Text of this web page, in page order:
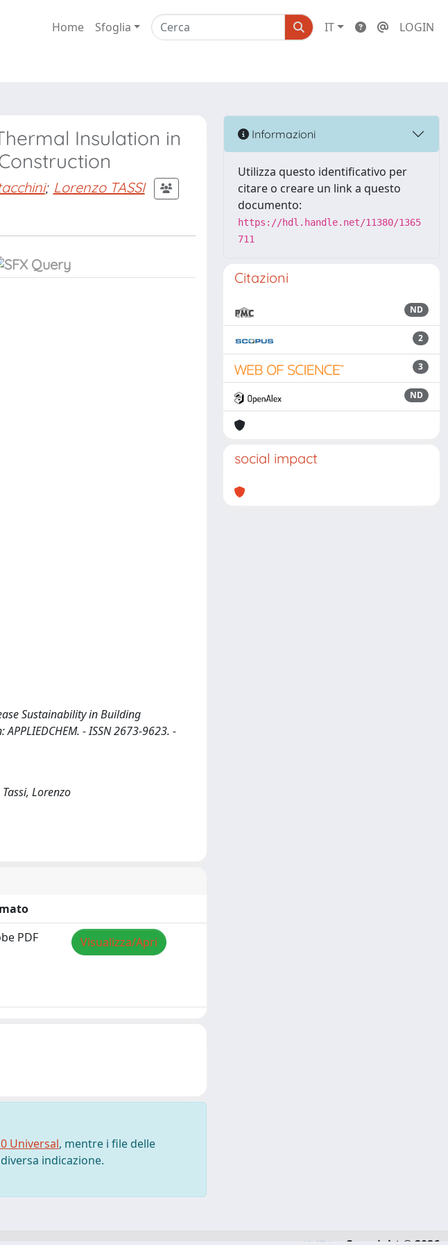
Home Sfoglia IT LOGIN
Insulation in
; Lorenzo TASSI
Sustainability in Building
- ISSN 2673-9623. -
Lorenzo
PDF Visualizza/Apri
Universal, mentre i file delle
indicazione.
Informazioni
Utilizza questo identificativo per
citare o creare un link a questo
documento:
https://hdl.handle.net/11380/1365
711
Citazioni
ND
2
3
ND
social impact